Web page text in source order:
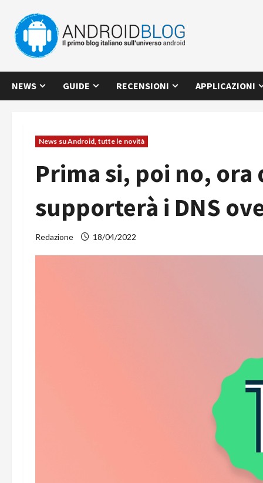
contenuto
NEWS GUIDE RECENSIONI APPLICAZIONI
News su Android, tutte le novità
Prima si, poi no,
supporterà i DNS
Redazione 18/04/2022